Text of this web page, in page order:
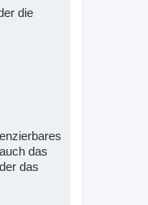
die
das
das